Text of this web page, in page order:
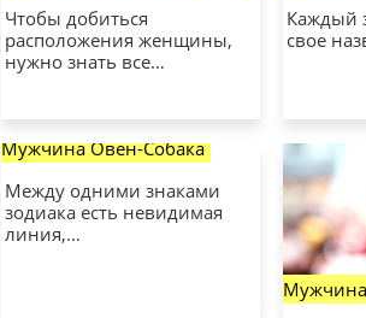
Чтобы добиться
расположения женщины,
нужно знать все…
Каждый
свое
Мужчина Овен-Собака
Между одними знаками
зодиака есть невидимая
линия,…